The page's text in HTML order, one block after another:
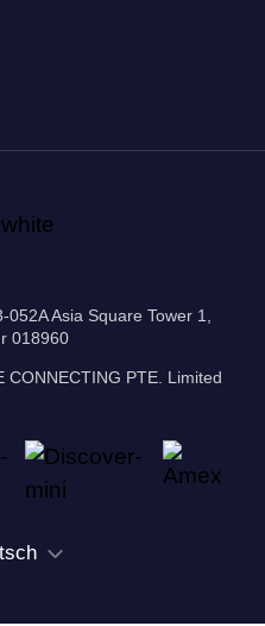
Asia Square Tower 1,
018960
CONNECTING PTE. Limited